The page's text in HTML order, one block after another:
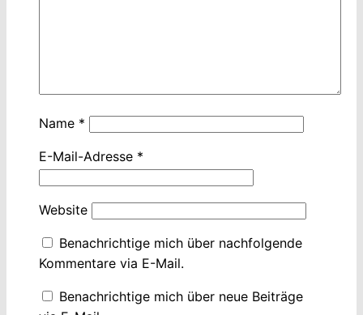
Name *
E-Mail-Adresse *
Website
Benachrichtige mich über nachfolgende
Kommentare via E-Mail.
Benachrichtige mich über neue Beiträge